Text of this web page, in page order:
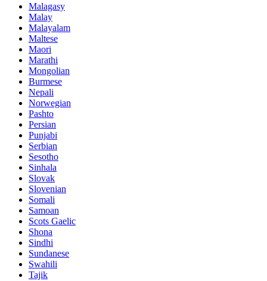
Malagasy
Malay
Malayalam
Maltese
Maori
Marathi
Mongolian
Burmese
Nepali
Norwegian
Pashto
Persian
Punjabi
Serbian
Sesotho
Sinhala
Slovak
Slovenian
Somali
Samoan
Scots Gaelic
Shona
Sindhi
Sundanese
Swahili
Tajik